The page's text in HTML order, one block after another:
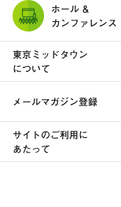
ホール &
カンファレンス
東京ミッドタウン
について
メールマガジン登録
サイトのご利用に
あたって